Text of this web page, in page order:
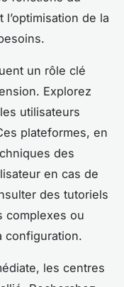
de la
un rôle clé
Explorez
utilisateurs
plateformes, en
des
en cas de
des tutoriels
complexes ou
configuration.
les centres